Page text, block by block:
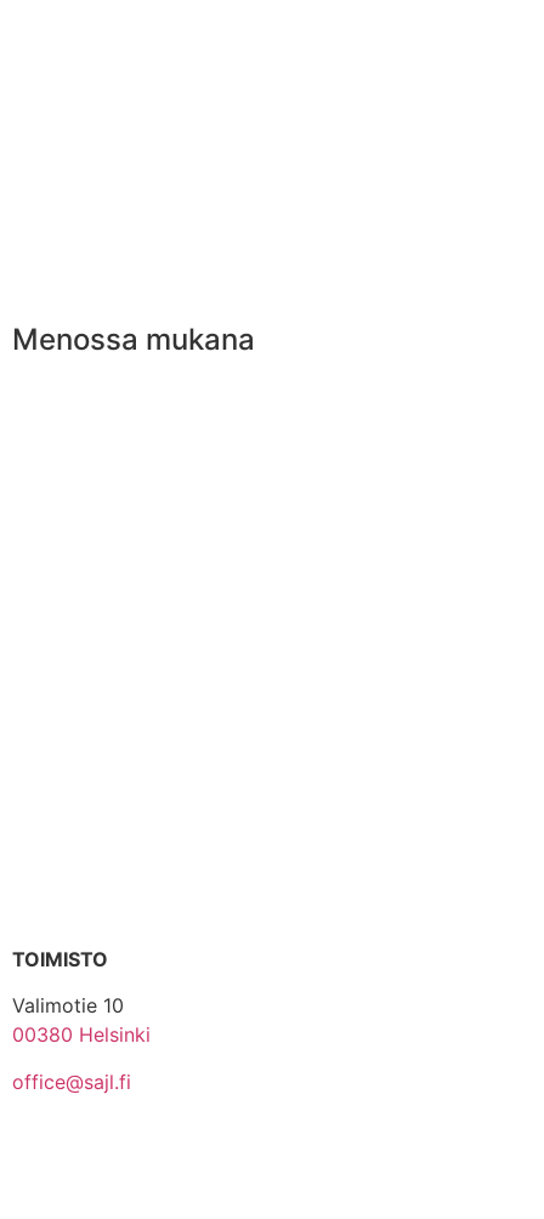
Menossa mukana
TOIMISTO
Valimotie 10
00380 Helsinki
office@sajl.fi